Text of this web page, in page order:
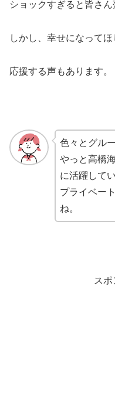
ショックすぎると皆さん
しかし、幸せになってほ
応援する声もあります。
色々とグル
やっと高橋
に活躍してい
プライベー
ね。
スポ